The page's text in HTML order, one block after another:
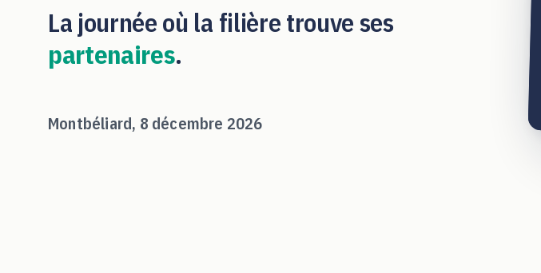
La journée où la filière trouve ses
partenaires.
Montbéliard, 8 décembre 2026